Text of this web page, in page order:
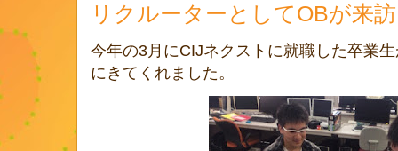
リクルーターとしてOBが来訪
今年の3月にCIJネクストに就職した卒業
にきてくれました。